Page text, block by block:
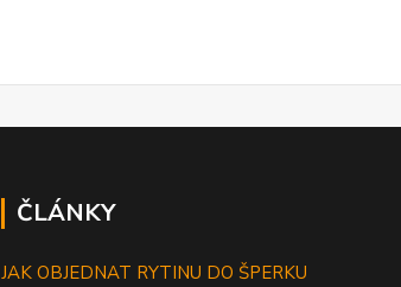
ČLÁNKY
JAK OBJEDNAT RYTINU DO ŠPERKU